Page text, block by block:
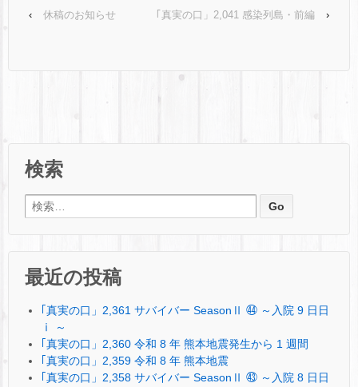
‹ 休稿のお知らせ ｢真実の口」2,041 感染列島・前編 ›
検索
検索:
最近の投稿
｢真実の口」2,361 サバイバー SeasonⅡ ㊹ ～入院 9 日日
ⅰ ～
｢真実の口」2,360 令和 8 年 熊本地震発生から 1 週間
｢真実の口」2,359 令和 8 年 熊本地震
｢真実の口」2,358 サバイバー SeasonⅡ ㊸ ～入院 8 日日